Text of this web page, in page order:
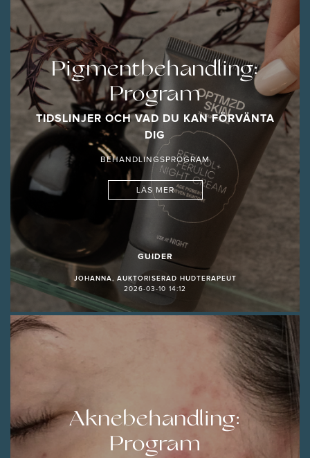
Pigmentbehandling:
Program
TIDSLINJER OCH VAD DU KAN FÖRVÄNTA
DIG
BEHANDLINGSPROGRAM
LÄS MER
GUIDER
JOHANNA, AUKTORISERAD HUDTERAPEUT
2026-03-10 14:12
Aknebehandling:
Program